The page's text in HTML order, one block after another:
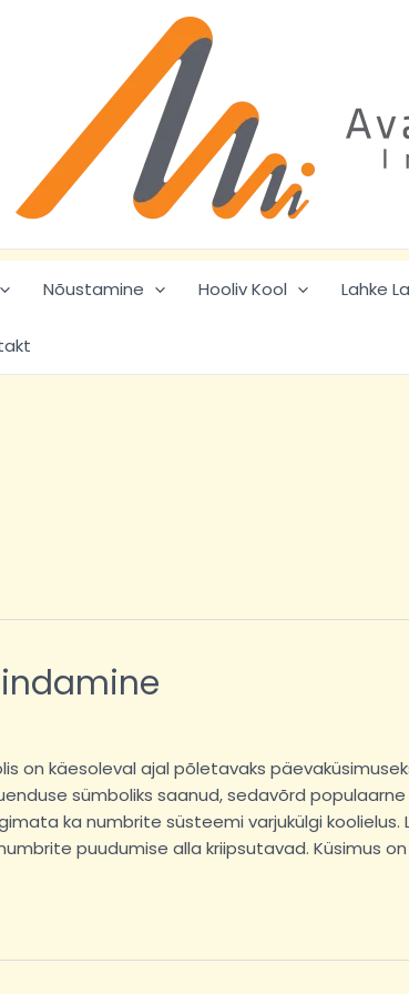
Nõustamine Hooliv Kool Lahke
on käesoleval ajal põletavaks
sümboliks saanud, sedavõrd
ka numbrite süsteemi varjukülgi koolielus.
puudumise alla kriipsutavad. Küsimus